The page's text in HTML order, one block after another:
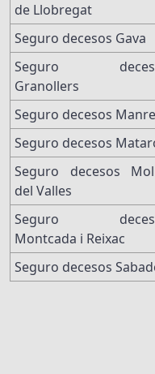
de Llobregat
Seguro decesos Gava
Seguro
Granollers
Seguro decesos
Seguro decesos
Seguro decesos
del Valles
Seguro
Montcada i Reixac
Seguro decesos